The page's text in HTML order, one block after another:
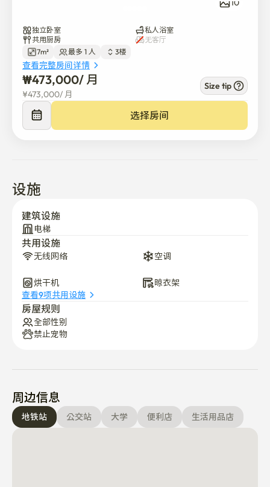
10
独立卧室
私人浴室
共用厨房
无客厅
7m²
最多 1 人 3楼
查看完整房间详情
₩473,000/ 月
¥473,000/ 月
Size tip
选择房间
设施
建筑设施
电梯
共用设施
无线网络 空调
烘干机
晾衣架
查看9项共用设施
房屋规则
全部性别
禁止宠物
周边信息
地铁站 公交站 大学 便利店 生活用品店